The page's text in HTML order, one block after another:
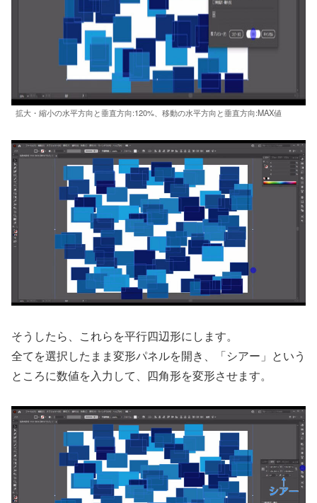
拡大・縮小の水平方向と垂直方向:120%、移動の水平方向と垂直方向:MAX値
そうしたら、これらを平行四辺形にします。
全てを選択したまま変形パネルを開き、「シアー」という
ところに数値を入力して、四角形を変形させます。